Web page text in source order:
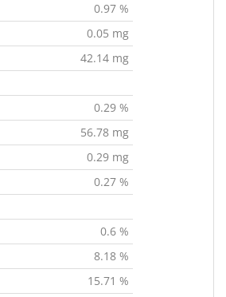
0.97 %
0.05 mg
42.14 mg
0.29 %
56.78 mg
0.29 mg
0.27 %
0.6 %
8.18 %
15.71 %